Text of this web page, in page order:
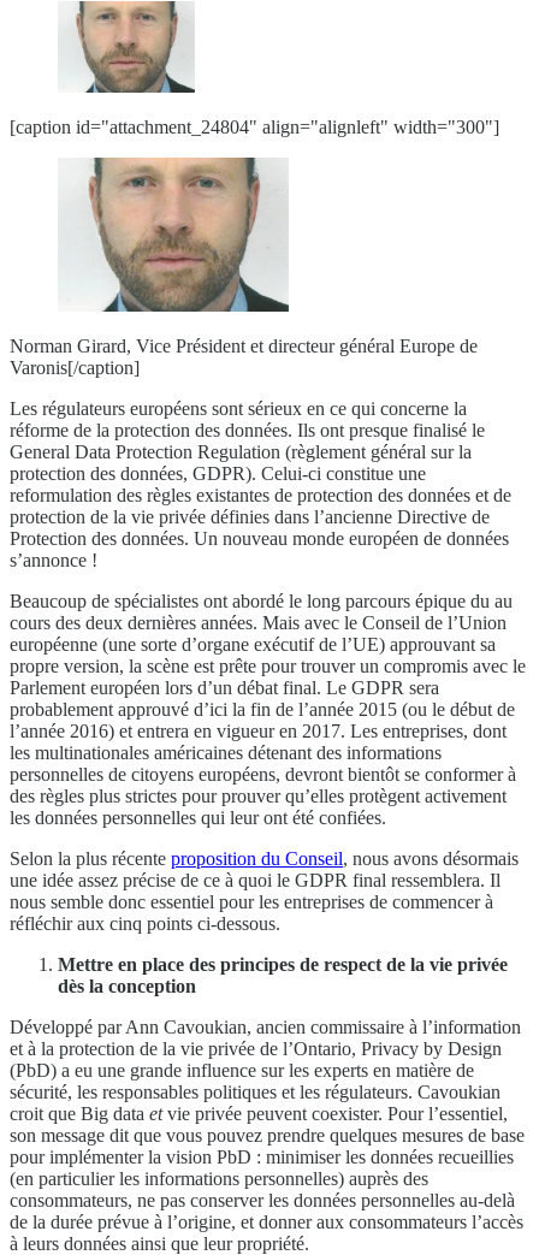
[caption id="attachment_24804" align="alignleft" width="300"]
Norman Girard, Vice Président et directeur général Europe de
Varonis[/caption]
Les régulateurs européens sont sérieux en ce qui concerne la
réforme de la protection des données. Ils ont presque finalisé le
General Data Protection Regulation (règlement général sur la
protection des données, GDPR). Celui-ci constitue une
reformulation des règles existantes de protection des données et de
protection de la vie privée définies dans l’ancienne Directive de
Protection des données. Un nouveau monde européen de données
s’annonce !
Beaucoup de spécialistes ont abordé le long parcours épique du au
cours des deux dernières années. Mais avec le Conseil de l’Union
européenne (une sorte d’organe exécutif de l’UE) approuvant sa
propre version, la scène est prête pour trouver un compromis avec le
Parlement européen lors d’un débat final. Le GDPR sera
probablement approuvé d’ici la fin de l’année 2015 (ou le début de
l’année 2016) et entrera en vigueur en 2017. Les entreprises, dont
les multinationales américaines détenant des informations
personnelles de citoyens européens, devront bientôt se conformer à
des règles plus strictes pour prouver qu’elles protègent activement
les données personnelles qui leur ont été confiées.
Selon la plus récente proposition du Conseil, nous avons désormais
une idée assez précise de ce à quoi le GDPR final ressemblera. Il
nous semble donc essentiel pour les entreprises de commencer à
réfléchir aux cinq points ci-dessous.
Mettre en place des principes de respect de la vie privée
dès la conception
Développé par Ann Cavoukian, ancien commissaire à l’information
et à la protection de la vie privée de l’Ontario, Privacy by Design
(PbD) a eu une grande influence sur les experts en matière de
sécurité, les responsables politiques et les régulateurs. Cavoukian
croit que Big data etvie privée peuvent coexister. Pour l’essentiel,
son message dit que vous pouvez prendre quelques mesures de base
pour implémenter la vision PbD : minimiser les données recueillies
(en particulier les informations personnelles) auprès des
consommateurs, ne pas conserver les données personnelles au-delà
de la durée prévue à l’origine, et donner aux consommateurs l’accès
à leurs données ainsi que leur propriété.